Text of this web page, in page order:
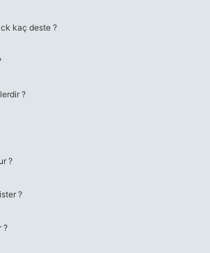
kaç deste ?
?
?
?
?